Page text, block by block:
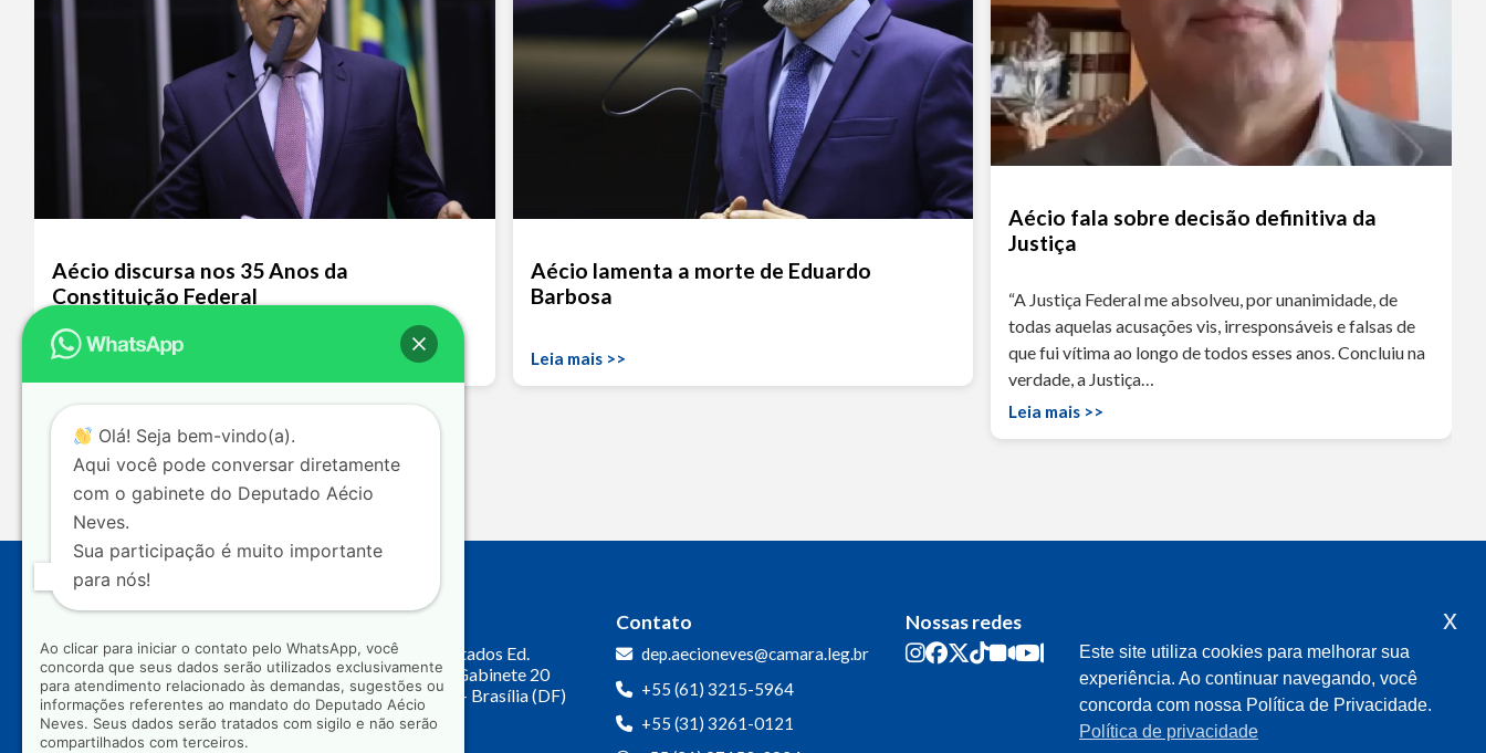
Aécio discursa nos 35 Anos da
Constituição Federal
Leia mais >>
Aécio lamenta a morte de Eduardo
Barbosa
Leia mais >>
Aécio fala sobre decisão definitiva da
Justiça
“A Justiça Federal me absolveu, por unanimidade, de
todas aquelas acusações vis, irresponsáveis e falsas de
que fui vítima ao longo de todos esses anos. Concluiu na
verdade, a Justiça…
Leia mais >>
Câmara dos Deputados Ed.
Principal, Ala C – Gabinete 20
CEP: 70.160-900 – Brasília (DF)
Contato
dep.aecioneves@camara.leg.br
+55 (61) 3215-5964
+55 (31) 3261-0121
Nossas redes
Olá! Seja bem-vindo(a).
Aqui você pode conversar diretamente
com o gabinete do Deputado Aécio
Neves.
Sua participação é muito importante
para nós!
Ao clicar para iniciar o contato pelo WhatsApp, você
concorda que seus dados serão utilizados exclusivamente
para atendimento relacionado às demandas, sugestões ou
informações referentes ao mandato do Deputado Aécio
Neves. Seus dados serão tratados com sigilo e não serão
compartilhados com terceiros.
Este site utiliza cookies para melhorar sua
experiência. Ao continuar navegando, você
concorda com nossa Política de Privacidade.
Política de privacidade
x